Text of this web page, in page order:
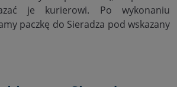
je kurierowi. Po wykonaniu
paczkę do Sieradza pod wskazany